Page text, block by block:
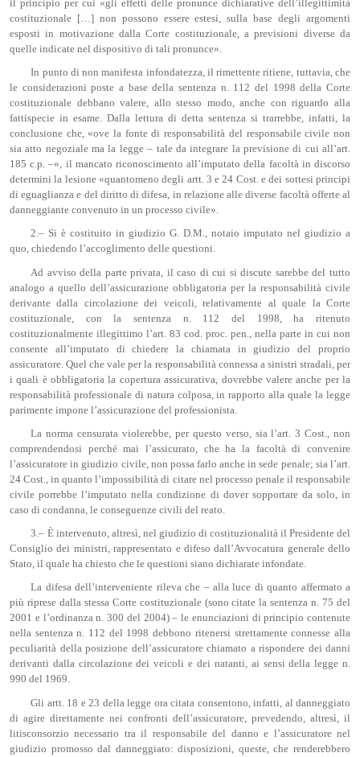
il principio per cui «gli effetti delle pronunce dichiarative dell’illegittimità
costituzionale […] non possono essere estesi, sulla base degli argomenti
esposti in motivazione dalla Corte costituzionale, a previsioni diverse da
quelle indicate nel dispositivo di tali pronunce».
In punto di non manifesta infondatezza, il rimettente ritiene, tuttavia, che
le considerazioni poste a base della sentenza n. 112 del 1998 della Corte
costituzionale debbano valere, allo stesso modo, anche con riguardo alla
fattispecie in esame. Dalla lettura di detta sentenza si trarrebbe, infatti, la
conclusione che, «ove la fonte di responsabilità del responsabile civile non
sia atto negoziale ma la legge – tale da integrare la previsione di cui all’art.
185 c.p. –», il mancato riconoscimento all’imputato della facoltà in discorso
determini la lesione «quantomeno degli artt. 3 e 24 Cost. e dei sottesi principi
di eguaglianza e del diritto di difesa, in relazione alle diverse facoltà offerte al
danneggiante convenuto in un processo civile».
2.– Si è costituito in giudizio G. D.M., notaio imputato nel giudizio a
quo, chiedendo l’accoglimento delle questioni.
Ad avviso della parte privata, il caso di cui si discute sarebbe del tutto
analogo a quello dell’assicurazione obbligatoria per la responsabilità civile
derivante dalla circolazione dei veicoli, relativamente al quale la Corte
costituzionale, con la sentenza n. 112 del 1998, ha ritenuto
costituzionalmente illegittimo l’art. 83 cod. proc. pen., nella parte in cui non
consente all’imputato di chiedere la chiamata in giudizio del proprio
assicuratore. Quel che vale per la responsabilità connessa a sinistri stradali, per
i quali è obbligatoria la copertura assicurativa, dovrebbe valere anche per la
responsabilità professionale di natura colposa, in rapporto alla quale la legge
parimente impone l’assicurazione del professionista.
La norma censurata violerebbe, per questo verso, sia l’art. 3 Cost., non
comprendendosi perché mai l’assicurato, che ha la facoltà di convenire
l’assicuratore in giudizio civile, non possa farlo anche in sede penale; sia l’art.
24 Cost., in quanto l’impossibilità di citare nel processo penale il responsabile
civile porrebbe l’imputato nella condizione di dover sopportare da solo, in
caso di condanna, le conseguenze civili del reato.
3.– È intervenuto, altresì, nel giudizio di costituzionalità il Presidente del
Consiglio dei ministri, rappresentato e difeso dall’Avvocatura generale dello
Stato, il quale ha chiesto che le questioni siano dichiarate infondate.
La difesa dell’interveniente rileva che – alla luce di quanto affermato a
più riprese dalla stessa Corte costituzionale (sono citate la sentenza n. 75 del
2001 e l’ordinanza n. 300 del 2004) – le enunciazioni di principio contenute
nella sentenza n. 112 del 1998 debbono ritenersi strettamente connesse alla
peculiarità della posizione dell’assicuratore chiamato a rispondere dei danni
derivanti dalla circolazione dei veicoli e dei natanti, ai sensi della legge n.
990 del 1969.
Gli artt. 18 e 23 della legge ora citata consentono, infatti, al danneggiato
di agire direttamente nei confronti dell’assicuratore, prevedendo, altresì, il
litisconsorzio necessario tra il responsabile del danno e l’assicuratore nel
giudizio promosso dal danneggiato: disposizioni, queste, che renderebbero